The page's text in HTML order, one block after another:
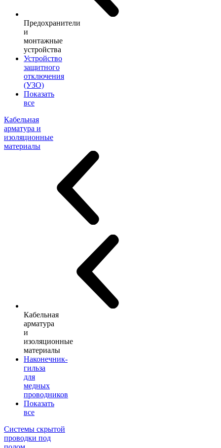
Предохранители
и
монтажные
устройства
Устройство
защитного
отключения
(УЗО)
Показать
все
Кабельная
арматура и
изоляционные
материалы
Кабельная
арматура
и
изоляционные
материалы
Наконечник-
гильза
для
медных
проводников
Показать
все
Системы скрытой
проводки под